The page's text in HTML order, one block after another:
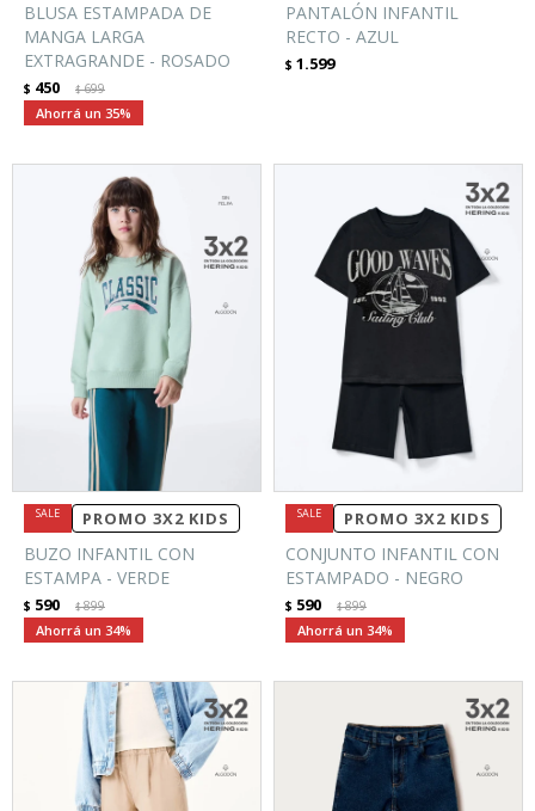
BLUSA ESTAMPADA DE
MANGA LARGA
EXTRAGRANDE - ROSADO
$ 450 $699
35
PANTALÓN INFANTIL
RECTO - AZUL
$ 1.599
PROMO 3X2 KIDS
BUZO INFANTIL CON
ESTAMPA - VERDE
$ 590 $899
34
PROMO 3X2 KIDS
CONJUNTO INFANTIL CON
ESTAMPADO - NEGRO
$ 590 $899
34